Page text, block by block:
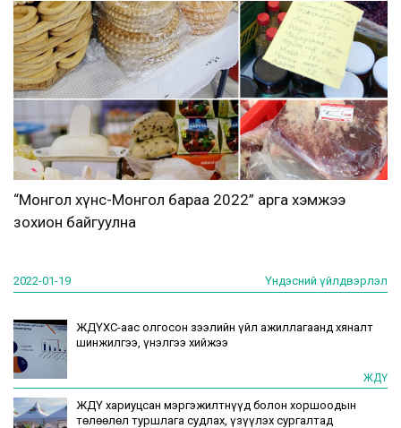
“Монгол хүнс-Монгол бараа 2022” арга хэмжээ
зохион байгуулна
2022-01-19 Үндэсний үйлдвэрлэл
ЖДҮХС-аас олгосон зээлийн үйл ажиллагаанд хяналт
шинжилгээ, үнэлгээ хийжээ
ЖДҮ
ЖДҮ хариуцсан мэргэжилтнүүд болон хоршоодын
төлөөлөл туршлага судлах, үзүүлэх сургалтад